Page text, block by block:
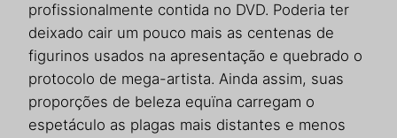
profissionalmente contida no DVD. Poderia ter
deixado cair um pouco mais as centenas de
figurinos usados na apresentação e quebrado o
protocolo de mega-artista. Ainda assim, suas
proporções de beleza equïna carregam o
espetáculo as plagas mais distantes e menos